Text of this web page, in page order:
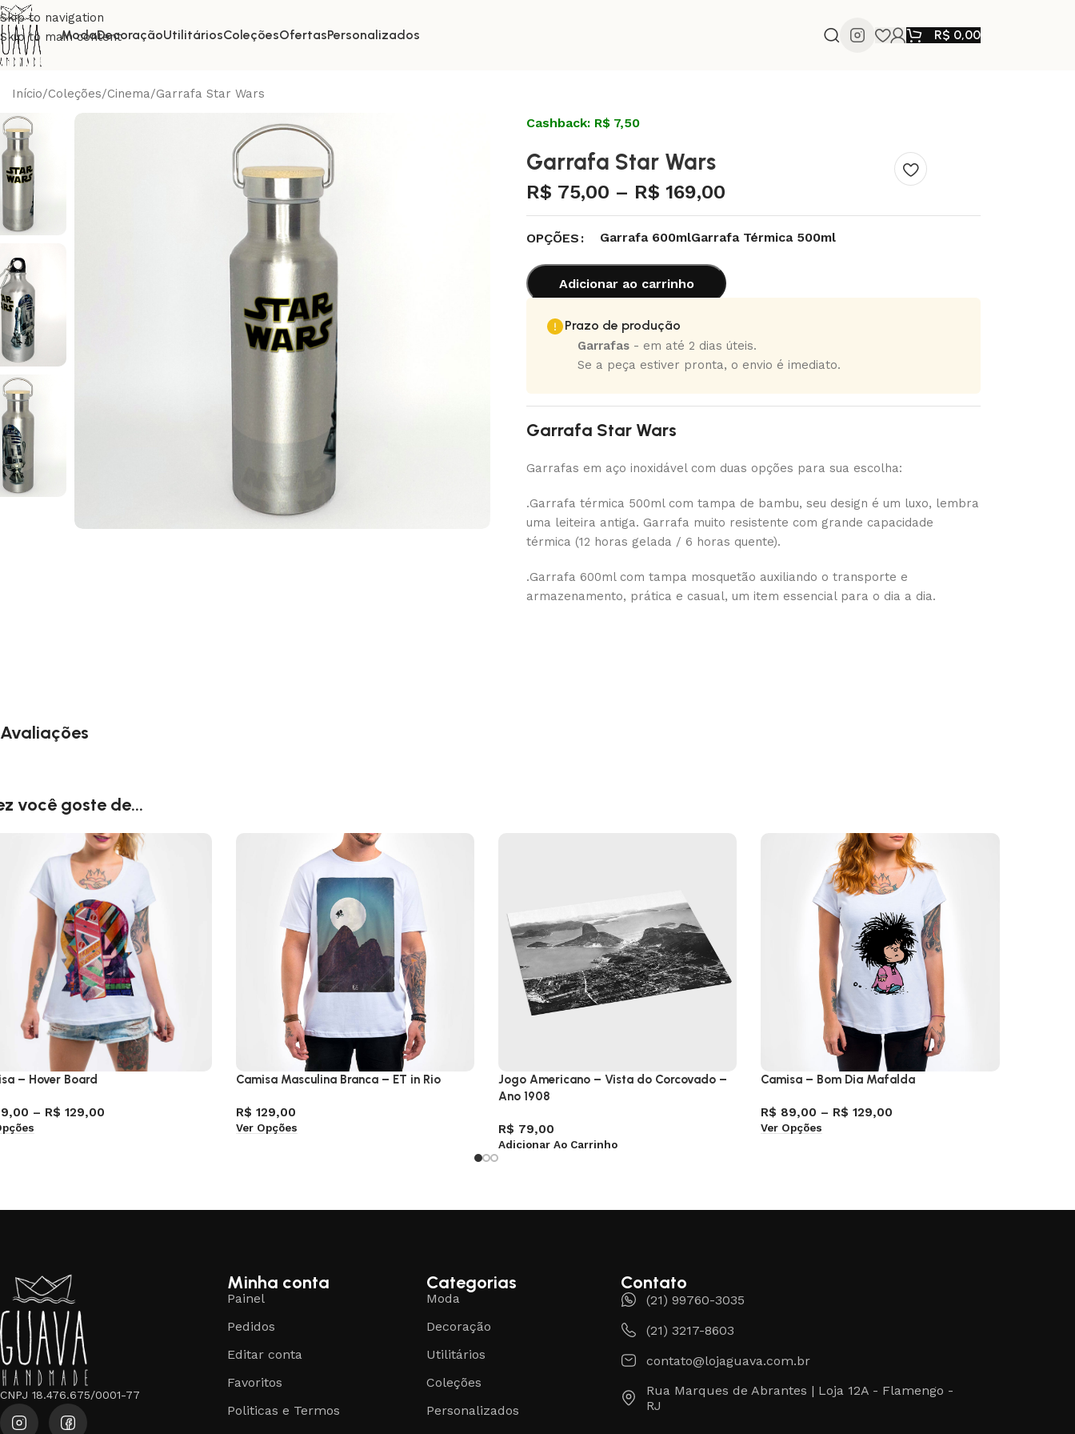
Skip to navigation
Skip to main content
ModaDecoraçãoUtilitáriosColeçõesOfertasPersonalizados R$ 0,00
Início Coleções Cinema Garrafa Star Wars
Cashback: R$ 7,50
Garrafa Star Wars
R$ 75,00 – R$ 169,00
OPÇÕES Garrafa 600mlGarrafa Térmica 500ml
Adicionar ao carrinho
Prazo de produção
Garrafas - em até 2 dias úteis.
Se a peça estiver pronta, o envio é imediato.
Garrafa Star Wars
Garrafas em aço inoxidável com duas opções para sua escolha:
.Garrafa térmica 500ml com tampa de bambu, seu design é um luxo, lembra
uma leiteira antiga. Garrafa muito resistente com grande capacidade
térmica (12 horas gelada / 6 horas quente).
.Garrafa 600ml com tampa mosquetão auxiliando o transporte e
armazenamento, prática e casual, um item essencial para o dia a dia.
Avaliações
você goste de...
– Hover Board
– R$ 129,00
Camisa Masculina Branca – ET in Rio
R$ 129,00
Ver Opções
Jogo Americano – Vista do Corcovado –
Ano 1908
R$ 79,00
Adicionar Ao Carrinho
Camisa – Bom Dia Mafalda
R$ 89,00 – R$ 129,00
Ver Opções
CNPJ 18.476.675/0001-77
Minha conta
Painel
Pedidos
Editar conta
Favoritos
Politicas e Termos
Categorias
Moda
Decoração
Utilitários
Coleções
Personalizados
Contato
(21) 99760-3035
(21) 3217-8603
contato@lojaguava.com.br
Rua Marques de Abrantes | Loja 12A - Flamengo -
RJ